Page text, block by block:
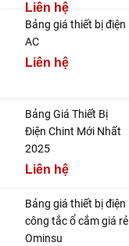
Liên hệ
Bảng giá thiết bị điện
AC
Liên hệ
Bảng Giá Thiết Bị
Điện Chint Mới Nhất
2025
Liên hệ
Bảng giá thiết bị điện
công tắc ổ cắm giá rẻ
Ominsu